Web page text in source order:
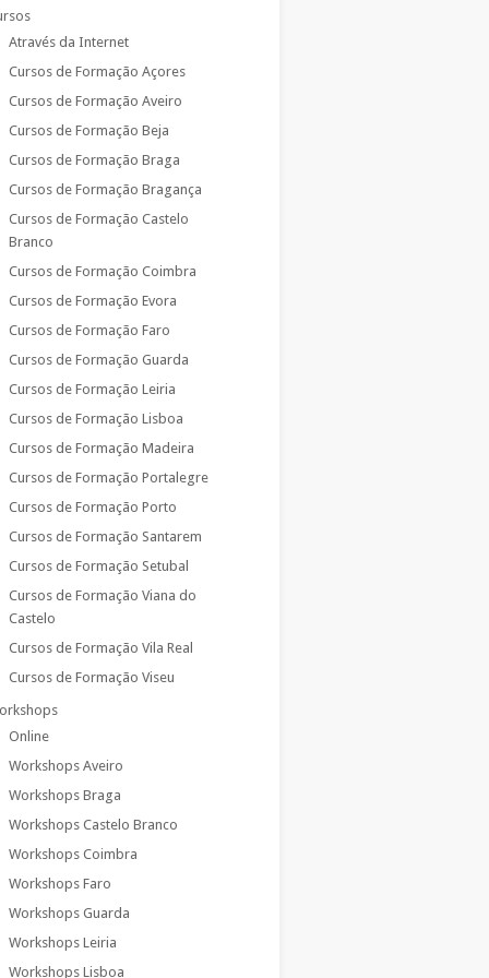
Através da Internet
Cursos de Formação Açores
Cursos de Formação Aveiro
Cursos de Formação Beja
Cursos de Formação Braga
Cursos de Formação Bragança
Cursos de Formação Castelo
Branco
Cursos de Formação Coimbra
Cursos de Formação Evora
Cursos de Formação Faro
Cursos de Formação Guarda
Cursos de Formação Leiria
Cursos de Formação Lisboa
Cursos de Formação Madeira
Cursos de Formação Portalegre
Cursos de Formação Porto
Cursos de Formação Santarem
Cursos de Formação Setubal
Cursos de Formação Viana do
Castelo
Cursos de Formação Vila Real
Cursos de Formação Viseu
Online
Workshops Aveiro
Workshops Braga
Workshops Castelo Branco
Workshops Coimbra
Workshops Faro
Workshops Guarda
Workshops Leiria
Workshops Lisboa